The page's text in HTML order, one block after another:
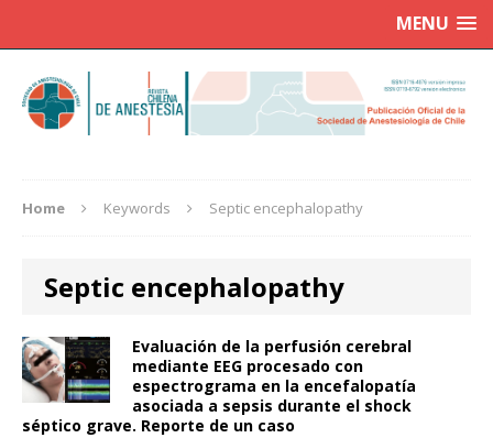
MENU
Home Keywords Septic encephalopathy
Septic encephalopathy
Evaluación de la perfusión cerebral
mediante EEG procesado con
espectrograma en la encefalopatía
asociada a sepsis durante el shock
séptico grave. Reporte de un caso